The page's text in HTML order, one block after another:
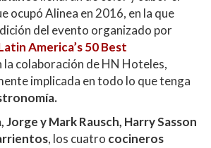
p
ar
ti
r
ocupó Alinea en 2016, en la que
del evento organizado por
America’s 50 Best
la colaboración de HN Hoteles,
implicada en todo lo que tenga
Jorge y Mark Rausch, Harry Sasson
, los cuatro cocineros